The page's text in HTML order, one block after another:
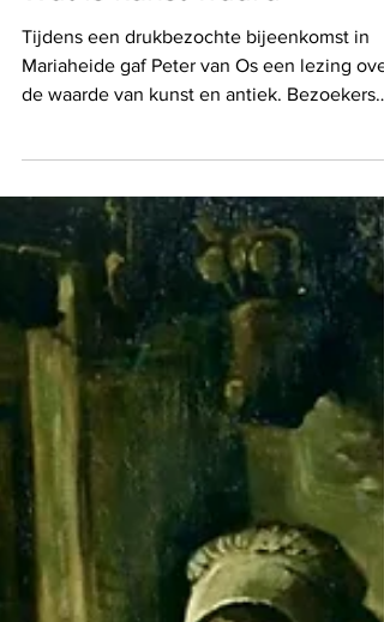
Tijdens een drukbezochte bijeenkomst in
Mariaheide gaf Peter van Os een lezing over
liet zien dat waarde niet alleen financieel is,
maar ook te maken heeft met herkomst,
echtheid, conditie, herinnering en
emotionele betekenis.